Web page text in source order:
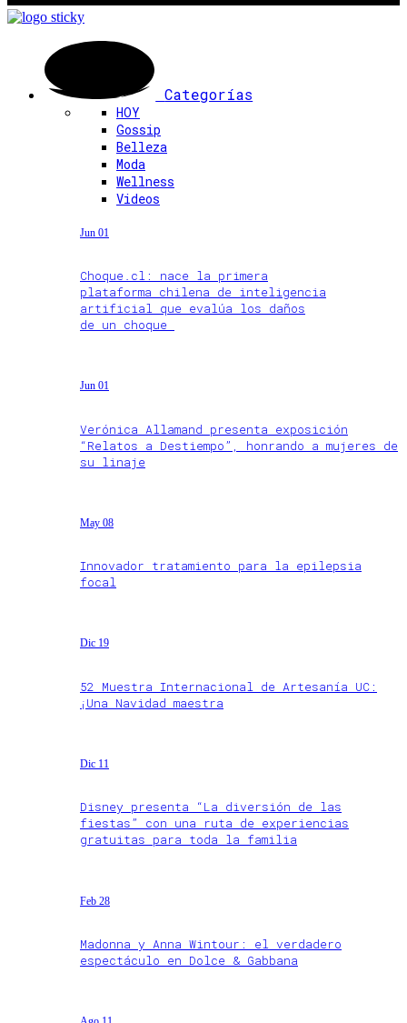
Categorías
HOY
Gossip
Belleza
Moda
Wellness
Videos
Jun 01
Choque.cl: nace la primera
plataforma chilena de inteligencia
artificial que evalúa los daños
de un choque
Jun 01
Verónica Allamand presenta exposición
“Relatos a Destiempo”, honrando a mujeres de
su linaje
May 08
Innovador tratamiento para la epilepsia
focal
Dic 19
52 Muestra Internacional de Artesanía UC:
¡Una Navidad maestra
Dic 11
Disney presenta “La diversión de las
fiestas” con una ruta de experiencias
gratuitas para toda la familia
Feb 28
Madonna y Anna Wintour: el verdadero
espectáculo en Dolce & Gabbana